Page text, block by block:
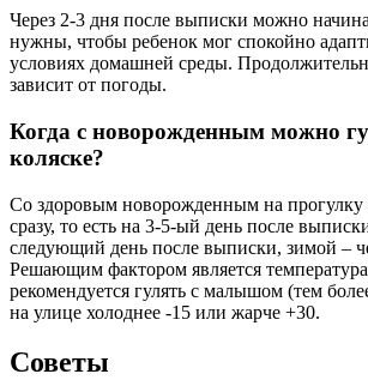
Через 2-3 дня после выписки можно
нужны, чтобы ребенок мог спокойно
условиях домашней среды.
зависит от погоды.
Когда с новорожденным можно
коляске?
Со здоровым новорожденным на
сразу, то есть на 3-5-ый день после
следующий день после выписки, зимой –
Решающим фактором является
рекомендуется гулять с малышом (тем
на улице холоднее -15 или жарче +30.
Советы